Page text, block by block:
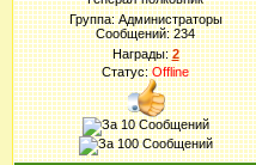
Группа: Администраторы
Сообщений:234
Награды:2
Статус:Offline